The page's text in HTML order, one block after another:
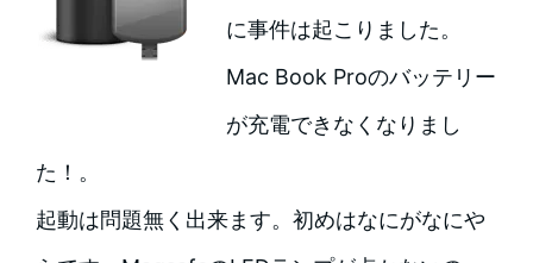
に事件は起こりました。
Mac Book Proのバッテリー
が充電できなくなりまし
た！。
起動は問題無く出来ます。初めはなにがなにや